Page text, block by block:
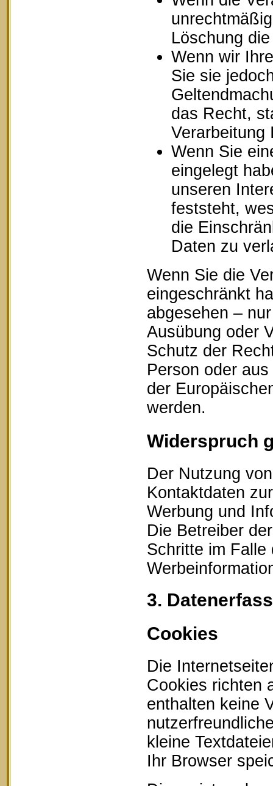
Löschung
Wenn wir
Sie sie
das Recht,
Verarbeitung
Wenn Sie
eingelegt
unseren
feststeht,
die
Daten zu
Wenn Sie die
eingeschränkt
abgesehen –
Ausübung oder
Schutz der
Person oder
der
werden.
Widerspruch
Der Nutzung
Kontaktdaten
Werbung und
Die Betreiber
Schritte im Falle
3.
Cookies
Die
Cookies richten
enthalten keine
kleine
Ihr Browser